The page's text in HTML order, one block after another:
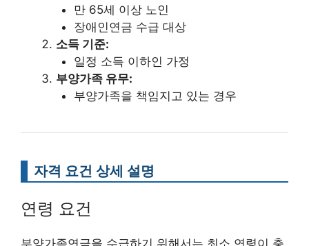
만 65세 이상 노인
장애인연금 수급 대상
소득 기준:
일정 소득 이하인 가정
부양가족 유무:
부양가족을 책임지고 있는 경우
자격 요건 상세 설명
연령 요건
부양가족연금을 수급하기 위해서는 최소 연령이 충